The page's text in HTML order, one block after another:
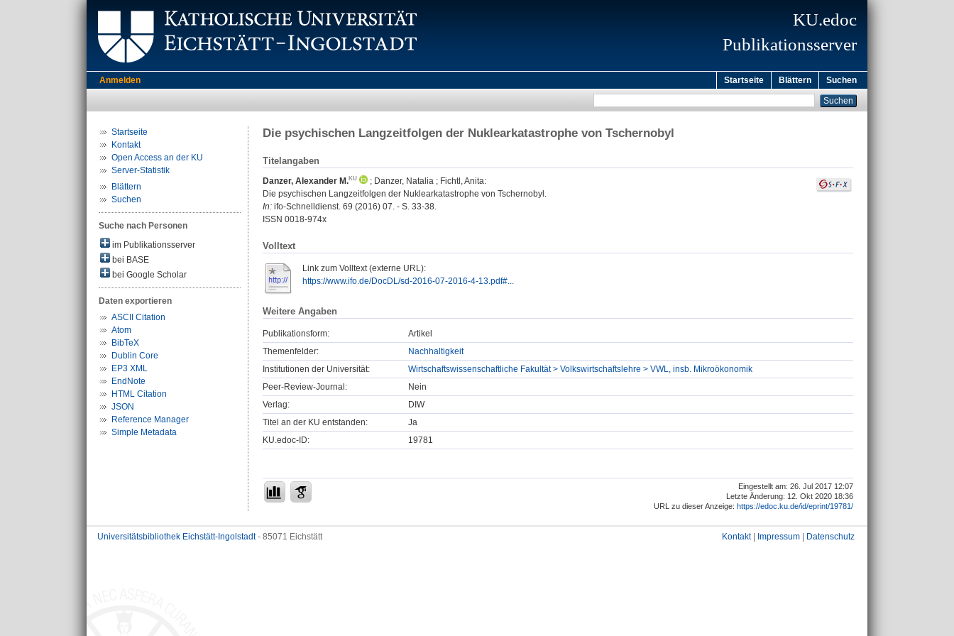
KU.edoc
Publikationsserver
Anmelden Startseite Blättern Suchen
Startseite
Kontakt
Open Access an der KU
Server-Statistik
Blättern
Suchen
Suche nach Personen
im Publikationsserver
bei BASE
bei Google Scholar
Daten exportieren
ASCII Citation
Atom
BibTeX
Dublin Core
EP3 XML
EndNote
HTML Citation
JSON
Reference Manager
Simple Metadata
Die psychischen Langzeitfolgen der Nuklearkatastrophe von Tschernobyl
Titelangaben
Danzer, Alexander M. ; Danzer, Natalia ; Fichtl, Anita:
Die psychischen Langzeitfolgen der Nuklearkatastrophe von Tschernobyl.
In: ifo-Schnelldienst. 69 (2016) 07. - S. 33-38.
ISSN 0018-974x
Volltext
Link zum Volltext (externe URL):
https://www.ifo.de/DocDL/sd-2016-07-2016-4-13.pdf#...
Weitere Angaben
Publikationsform:
Artikel
Themenfelder:
Nachhaltigkeit
Institutionen der Universität:
Wirtschaftswissenschaftliche Fakultät > Volkswirtschaftslehre > VWL, insb. Mikroökonomik
Peer-Review-Journal:
Nein
Verlag:
DIW
Titel an der KU entstanden:
Ja
KU.edoc-ID:
19781
Eingestellt am: 26. Jul 2017 12:07
Letzte Änderung: 12. Okt 2020 18:36
URL zu dieser Anzeige: https://edoc.ku.de/id/eprint/19781/
Universitätsbibliothek Eichstätt-Ingolstadt- 85071 Eichstätt Kontakt| Impressum Datenschutz